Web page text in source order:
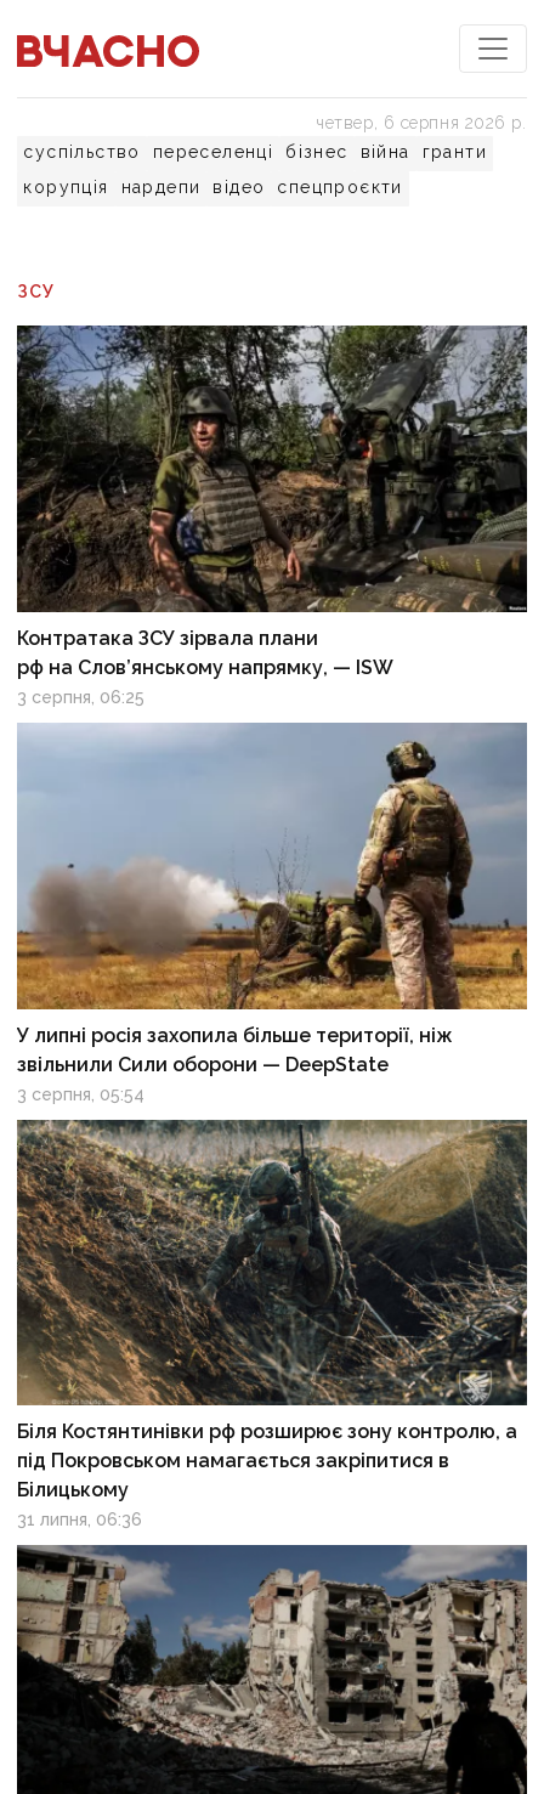
суспільство переселенці бізнес війна
гранти
корупція
нардепи відео спецпроєкти
четвер, 6 серпня 2026 р.
ЗСУ
Контратака ЗСУ зірвала плани
рф на Слов’янському напрямку, — ISW
3 серпня, 06:25
У липні росія захопила більше території, ніж
звільнили Сили оборони — DeepState
3 серпня, 05:54
Біля Костянтинівки рф розширює зону контролю, а
під Покровськом намагається закріпитися в
Білицькому
31 липня, 06:36